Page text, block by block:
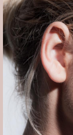
Kezdőlap
Rólam
Szolgáltatások